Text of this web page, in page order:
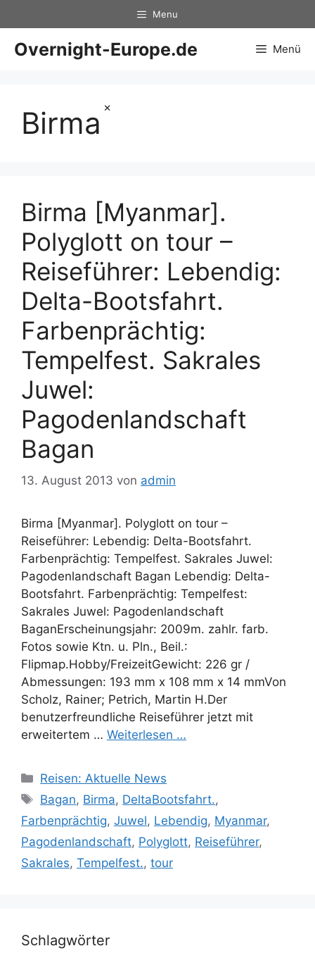
×
Inhalt
springen
Menu
Overnight-Europe.de Menü
Birma
Birma [Myanmar].
Polyglott on tour –
Reiseführer: Lebendig:
Delta-Bootsfahrt.
Farbenprächtig:
Tempelfest. Sakrales
Juwel:
Pagodenlandschaft
Bagan
13. August 2013 von admin
Birma [Myanmar]. Polyglott on tour –
Reiseführer: Lebendig: Delta-Bootsfahrt.
Farbenprächtig: Tempelfest. Sakrales Juwel:
Pagodenlandschaft Bagan Lebendig: Delta-
Bootsfahrt. Farbenprächtig: Tempelfest:
Sakrales Juwel: Pagodenlandschaft
BaganErscheinungsjahr: 2009m. zahlr. farb.
Fotos sowie Ktn. u. Pln., Beil.:
Flipmap.Hobby/FreizeitGewicht: 226 gr /
Abmessungen: 193 mm x 108 mm x 14 mmVon
Scholz, Rainer; Petrich, Martin H.Der
benutzerfreundliche Reiseführer jetzt mit
erweitertem … Weiterlesen …
Kategorien
Reisen: Aktuelle News
Schlagwörter
Bagan, Birma, DeltaBootsfahrt.,
Farbenprächtig, Juwel, Lebendig, Myanmar,
Pagodenlandschaft, Polyglott, Reiseführer,
Sakrales, Tempelfest., tour
Schlagwörter